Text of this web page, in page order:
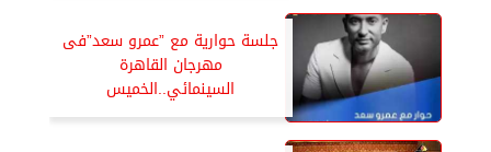
جلسة حوارية مع ”عمرو سعد”فى
مهرجان القاهرة
السينمائي..الخميس